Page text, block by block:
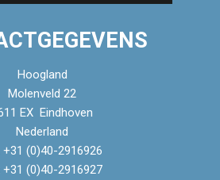
Hoogland
Molenveld 22
EX Eindhoven
Nederland
+31 (0)40-2916926
+31 (0)40-2916927